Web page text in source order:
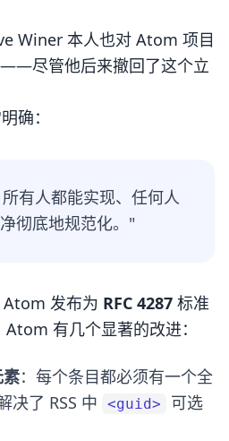
Winer 本人也对 Atom 项目
尽管他后来撤回了这个立
确：
有人都能实现、任何人
彻底地规范化。"
Atom 发布为 RFC 4287 标准
有几个显著的改进：
素：每个条目都必须有一个全
决了 RSS 中
<guid>
可选